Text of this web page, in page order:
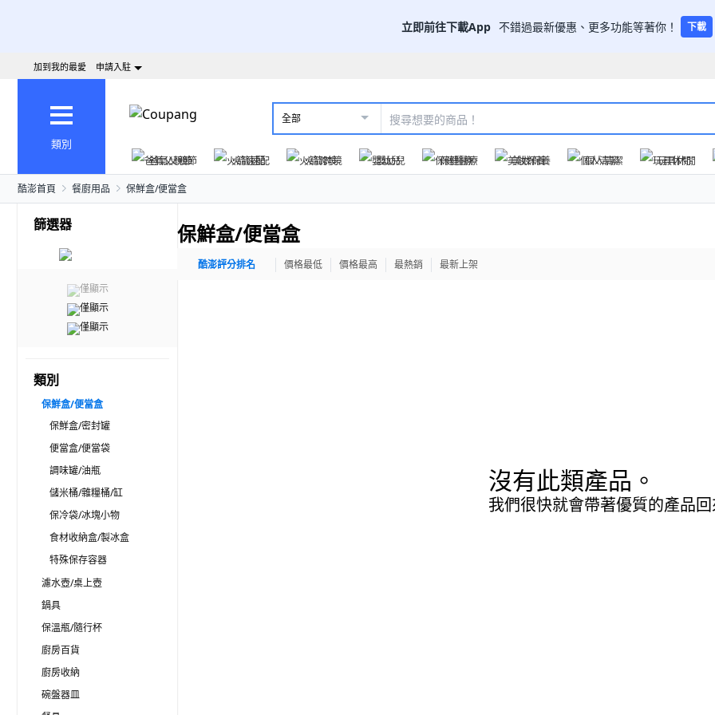
立即前往下載App 不錯過最新優惠、更多功能等著你！ 下載
加到我的最愛 申請入駐
類別
全部
爸氣父親節 火箭速配 火箭跨境 嬰幼兒 保健醫療 美妝保養 個人清潔 玩具休閒
酷澎首頁 餐廚用品 保鮮盒/便當盒
篩選器
僅顯示
僅顯示
僅顯示
類別
保鮮盒/便當盒
保鮮盒/密封罐
便當盒/便當袋
調味罐/油瓶
儲米桶/雜糧桶/缸
保冷袋/冰塊小物
食材收納盒/製冰盒
特殊保存容器
濾水壺/桌上壺
鍋具
保溫瓶/隨行杯
廚房百貨
廚房收納
碗盤器皿
保鮮盒/便當盒
酷澎評分排名 價格最低 價格最高 最熱銷 最新上架
沒有此類產品。
我們很快就會帶著優質的產品